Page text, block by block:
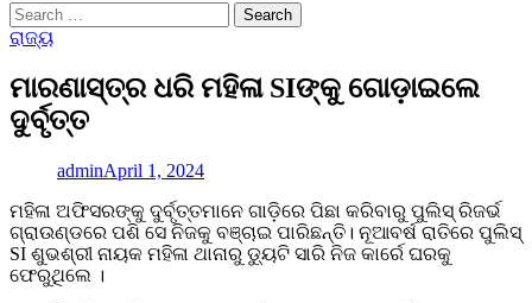
Search
for:
ରାଜ୍ୟ
ମାରଣାସ୍ତ୍ର ଧରି ମହିଳା SIଙ୍କୁ ଗୋଡ଼ାଇଲେ
ଦୁର୍ବୃତ୍ତ
adminApril 1, 2024
ମହିଳା ଅଫିସରଙ୍କୁ ଦୁର୍ବୃତ୍ତମାନେ ଗାଡ଼ିରେ ପିଛା କରିବାରୁ ପୁଲିସ୍ ରିଜର୍ଭ
ଗ୍ରାଉଣ୍ଡରେ ପଶି ସେ ନିଜକୁ ବଞ୍ଚାଇ ପାରିଛନ୍ତି। ନୂଆବର୍ଷ ରାତିରେ ପୁଲିସ୍
SI ଶୁଭଶ୍ରୀ ନାୟକ ମହିଳା ଥାନାରୁ ଡ୍ୟୁଟି ସାରି ନିଜ କାର୍ରେ ଘରକୁ
ଫେରୁଥିଲେ ।